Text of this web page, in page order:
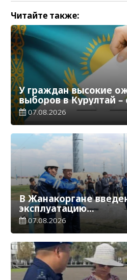
Читайте также:
У граждан высокие
выборов в Курултай –
общественного
07.08.2026
В Жанакоргане
эксплуатацию
07.08.2026